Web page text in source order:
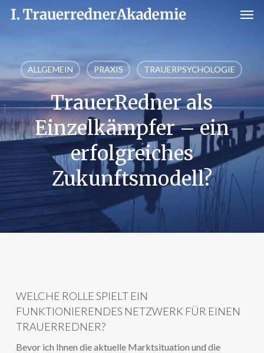
Skip
content
ALLGEMEIN PRAXIS TRAUERPSYCHOLOGIE
TrauerRedner als
Einzelkämpfer – ein
erfolgreiches
Zukunftsmodell?
WELCHE ROLLE SPIELT EIN
FUNKTIONIERENDES NETZWERK FÜR EINEN
TRAUERREDNER?
Bevor ich Ihnen die aktuelle Marktsituation und die